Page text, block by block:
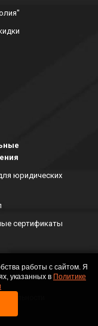
юридических
сертификаты
работы с сайтом. Я
указанных в Политике